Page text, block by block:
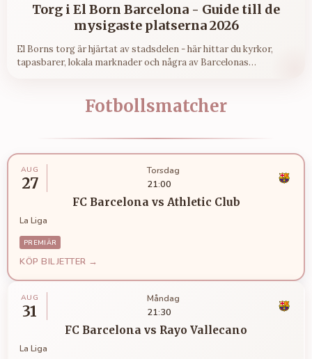
Torg i El Born Barcelona - Guide till de
mysigaste platserna 2026
El Borns torg är hjärtat av stadsdelen - här hittar du kyrkor,
tapasbarer, lokala marknader och några av Barcelonas
Fotbollsmatcher
AUG
27
Torsdag
21:00
FC Barcelonavs Athletic Club
La Liga
PREMIÄR
KÖP BILJETTER →
AUG
31
Måndag
21:30
FC Barcelona vs Rayo Vallecano
La Liga